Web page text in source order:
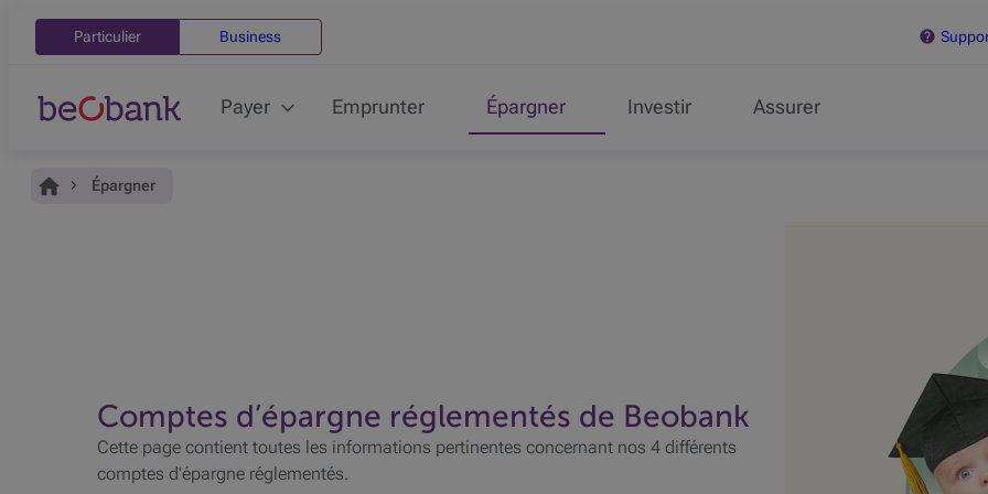
Particulier Business
Payer Emprunter Épargner Investir Assurer
Vous êtes ici:
Accueil Épargner
Comptes d’épargne réglementés de Beobank
Cette page contient toutes les informations pertinentes concernant nos 4 différents
comptes d'épargne réglementés.